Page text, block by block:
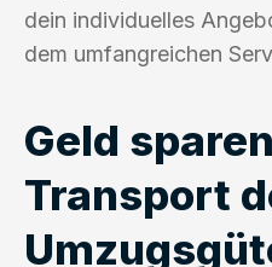
dein individuelles
dem umfangreichen
Geld
Transport